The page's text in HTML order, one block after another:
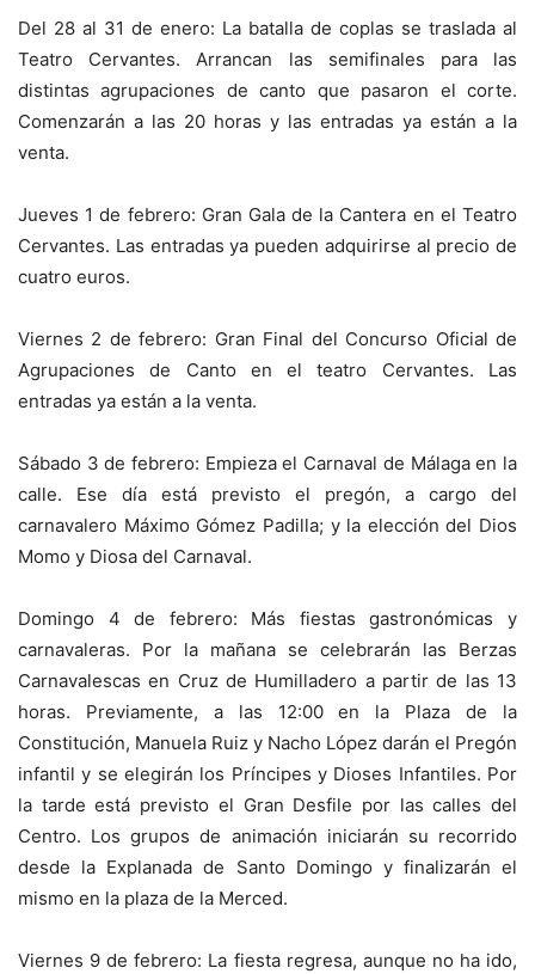
Del 28 al 31 de enero: La batalla de coplas se traslada al
Teatro Cervantes. Arrancan las semifinales para las
distintas agrupaciones de canto que pasaron el corte.
Comenzarán a las 20 horas y las entradas ya están a la
venta.
Jueves 1 de febrero: Gran Gala de la Cantera en el Teatro
Cervantes. Las entradas ya pueden adquirirse al precio de
cuatro euros.
Viernes 2 de febrero: Gran Final del Concurso Oficial de
Agrupaciones de Canto en el teatro Cervantes. Las
entradas ya están a la venta.
Sábado 3 de febrero: Empieza el Carnaval de Málaga en la
calle. Ese día está previsto el pregón, a cargo del
carnavalero Máximo Gómez Padilla; y la elección del Dios
Momo y Diosa del Carnaval.
Domingo 4 de febrero: Más fiestas gastronómicas y
carnavaleras. Por la mañana se celebrarán las Berzas
Carnavalescas en Cruz de Humilladero a partir de las 13
horas. Previamente, a las 12:00 en la Plaza de la
Constitución, Manuela Ruiz y Nacho López darán el Pregón
infantil y se elegirán los Príncipes y Dioses Infantiles. Por
la tarde está previsto el Gran Desfile por las calles del
Centro. Los grupos de animación iniciarán su recorrido
desde la Explanada de Santo Domingo y finalizarán el
mismo en la plaza de la Merced.
Viernes 9 de febrero: La fiesta regresa, aunque no ha ido,